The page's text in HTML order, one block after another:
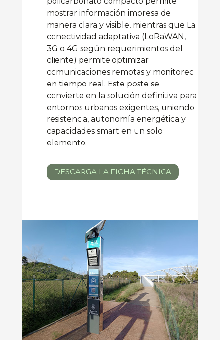
mostrar información impresa de
manera clara y visible, mientras que La
conectividad adaptativa (LoRaWAN,
3G o 4G según requerimientos del
cliente) permite optimizar
comunicaciones remotas y monitoreo
en tiempo real. Este poste se
convierte en la solución definitiva para
entornos urbanos exigentes, uniendo
resistencia, autonomía energética y
capacidades smart en un solo
elemento.
DESCARGA LA FICHA TÉCNICA